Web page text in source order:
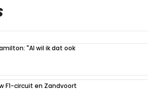
welke hier zo vaak allemaal over
"Al wil ik dat ook
F1-circuit en Zandvoort